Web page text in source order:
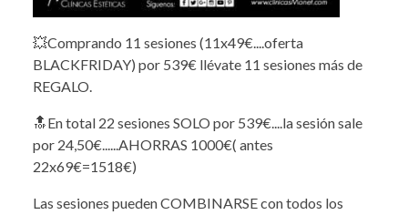
💥Comprando 11 sesiones (11x49€....oferta
BLACKFRIDAY) por 539€ llévate 11 sesiones más de
REGALO.
🔝En total 22 sesiones SOLO por 539€....la sesión sale
por 24,50€......AHORRAS 1000€( antes
22x69€=1518€)
Las sesiones pueden COMBINARSE con todos los